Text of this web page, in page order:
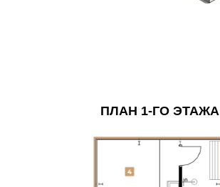
ПЛАН 1-ГО ЭТАЖА